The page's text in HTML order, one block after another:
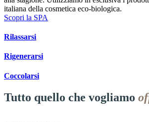
italiana della cosmetica eco-biologica.
Scopri la SPA
Rilassarsi
Rigenerarsi
Coccolarsi
Tutto quello che vogliamo